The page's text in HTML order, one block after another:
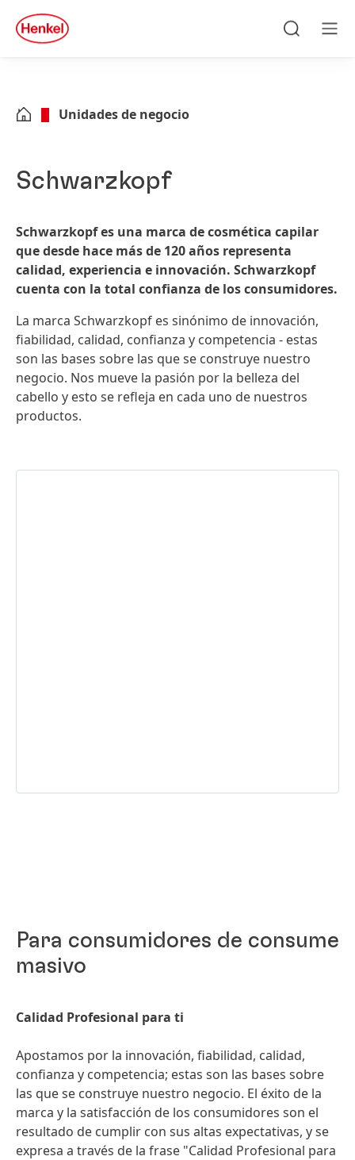
Skip to footer
quick
search
Unidades de negocio
Schwarzkopf
Schwarzkopf es una marca de cosmética capilar
que desde hace más de 120 años representa
calidad, experiencia e innovación. Schwarzkopf
cuenta con la total confianza de los consumidores.
La marca Schwarzkopf es sinónimo de innovación,
fiabilidad, calidad, confianza y competencia - estas
son las bases sobre las que se construye nuestro
negocio. Nos mueve la pasión por la belleza del
cabello y esto se refleja en cada uno de nuestros
productos.
Para consumidores de consume
masivo
Calidad Profesional para ti
Apostamos por la innovación, fiabilidad, calidad,
confianza y competencia; estas son las bases sobre
las que se construye nuestro negocio. El éxito de la
marca y la satisfacción de los consumidores son el
resultado de cumplir con sus altas expectativas, y se
expresa a través de la frase "Calidad Profesional para